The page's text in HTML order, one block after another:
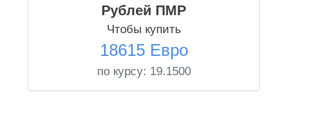
Рублей ПМР
Чтобы купить
18615 Евро
по курсу: 19.1500